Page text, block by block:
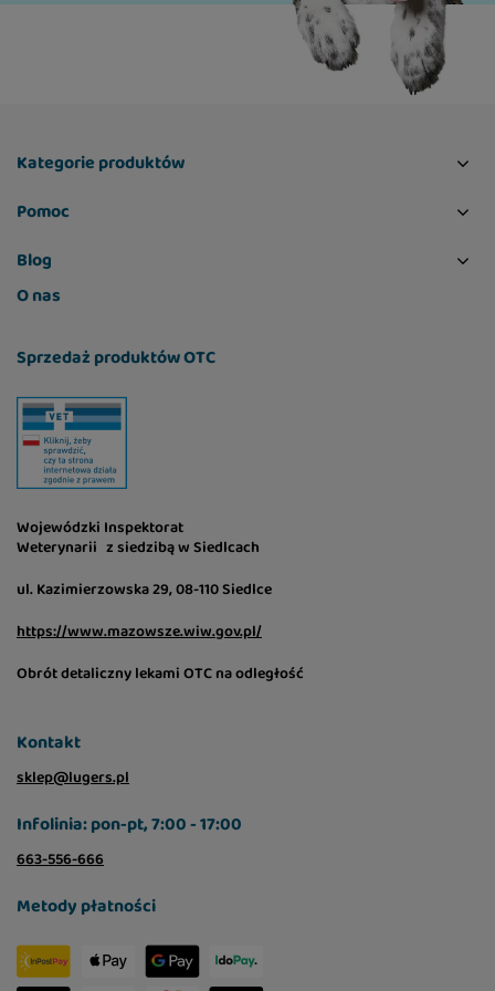
Kategorie produktów
Pomoc
Blog
O nas
Sprzedaż produktów OTC
Wojewódzki Inspektorat
Weterynarii z siedzibą w Siedlcach
ul. Kazimierzowska 29, 08-110 Siedlce
https://www.mazowsze.wiw.gov.pl/
Obrót detaliczny lekami OTC na odległość
Kontakt
sklep@lugers.pl
Infolinia: pon-pt, 7:00 - 17:00
663-556-666
Metody płatności